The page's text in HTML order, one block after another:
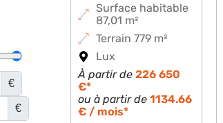
€
€
Surface habitable
87,01 m²
Terrain 779 m²
Lux
À partir de 226 650
€*
ou à partir de 1134.66
€ / mois*